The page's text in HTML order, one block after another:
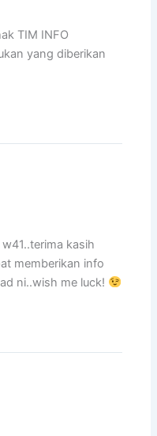
TIM INFO
yang diberikan
kasih
memberikan info
ni..wish me luck!